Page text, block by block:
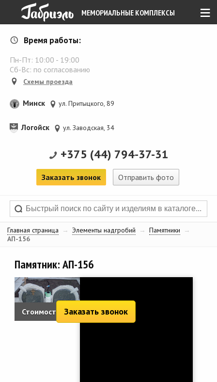
≡
МЕМОРИАЛЬНЫЕ КОМПЛЕКСЫ
Время работы:
Пн-Пт: 10:00 - 19:00
Сб-Вс: по согласованию
Схемы проезда
Минск ул. Притыцкого, 89
Логойск ул. Заводская, 34
+375 (44) 794-37-31
Заказать звонок Отправить фото
Главная страница → Элементы надгробий → Памятники
→
АП-156
Памятник: АП-156
Стоимость: 2 289 руб.
Заказать звонок